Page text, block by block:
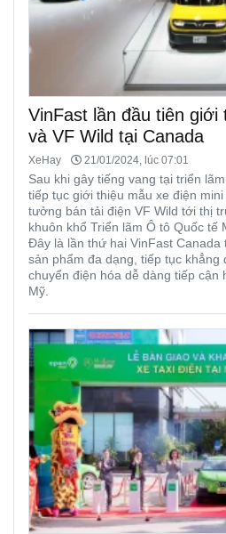
VinFast lần đầu tiên giới
và VF Wild tại Canada
XeHay 21/01/2024, lúc 07:01
Sau khi gây tiếng vang tại triển
tiếp tục giới thiệu mẫu xe điện
tưởng bán tải điện VF Wild tới thị
khuôn khổ Triển lãm Ô tô Quốc tế
Đây là lần thứ hai VinFast Canada
sản phẩm đa dạng, tiếp tục khẳng
chuyển điện hóa dễ dàng tiếp cận
Mỹ.